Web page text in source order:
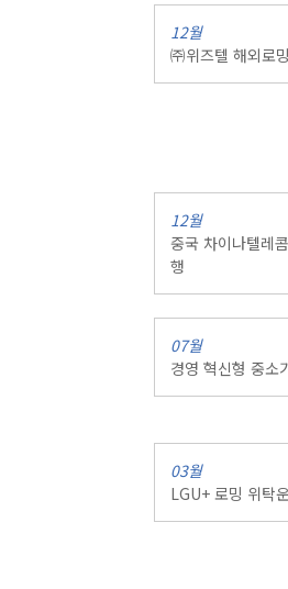
12월
㈜위즈텔 해외로
12월
중국 차이나텔레
행
07월
경영 혁신형 중소
03월
LGU+ 로밍 위탁